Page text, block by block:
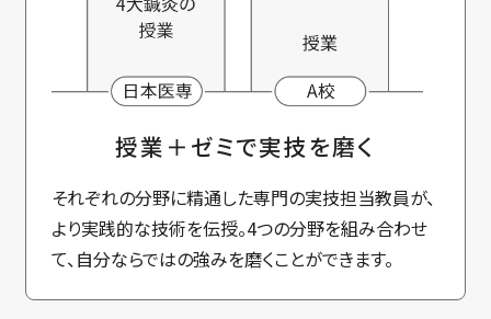
授業＋ゼミで実技を磨く
それぞれの分野に精通した専門の実技担当教員が、
より実践的な技術を伝授。4つの分野を組み合わせ
て、自分ならではの強みを磨くことができます。